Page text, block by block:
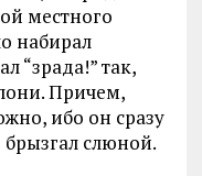
местного
набирал
“зрада!” так,
Причем,
ибо он сразу
слюной.